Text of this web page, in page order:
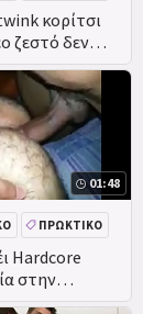
κορίτσι
ζεστό δεν
όχι ως ένα
01:48
Hardcore
στην
ΠΡΩΚΤΙΚΌ